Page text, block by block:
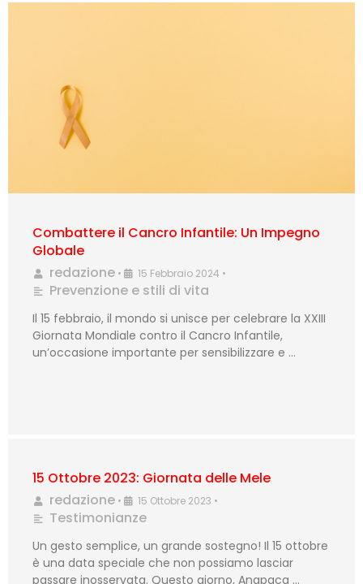
Combattere il Cancro Infantile: Un Impegno
Globale
redazione • 15 Febbraio 2024 •
Prevenzione e stili di vita
Il 15 febbraio, il mondo si unisce per celebrare la XXIII
Giornata Mondiale contro il Cancro Infantile,
un’occasione importante per sensibilizzare e …
15 Ottobre 2023: Giornata delle Mele
redazione • 15 Ottobre 2023 •
Testimonianze
Un gesto semplice, un grande sostegno! Il 15 ottobre
è una data speciale che non possiamo lasciar
passare inosservata. Questo giorno, Anapaca …